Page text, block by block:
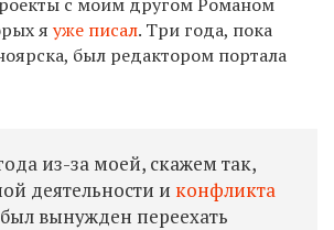
я уже писал. Три года, пока
был редактором портала
из-за моей, скажем так,
деятельности и конфликта
вынужден переехать